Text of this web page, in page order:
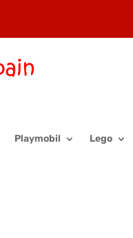
Playmobil Lego